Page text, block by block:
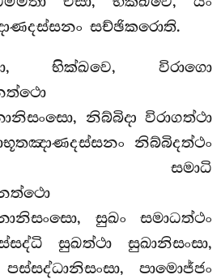
සච්ඡිකරොති.
භික්ඛවෙ, විරාගො
නිබ්බිදා විරාගත්ථා
නිබ්බිදත්ථං
සමාධි
සුඛං සමාධත්ථං
සුඛත්ථා සුඛානිසංසා,
පාමොජ්ජං